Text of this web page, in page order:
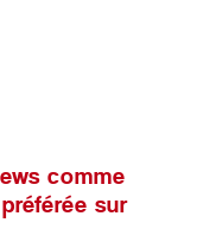
comme
sur